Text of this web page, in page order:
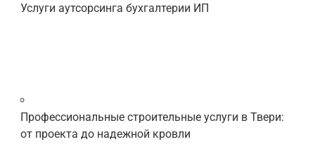
Услуги аутсорсинга бухгалтерии ИП
Профессиональные строительные услуги в Твери:
от проекта до надежной кровли